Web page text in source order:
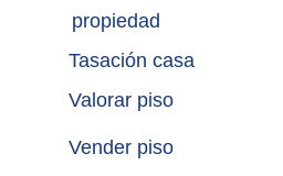
propiedad
Tasación casa
Valorar piso
Vender piso